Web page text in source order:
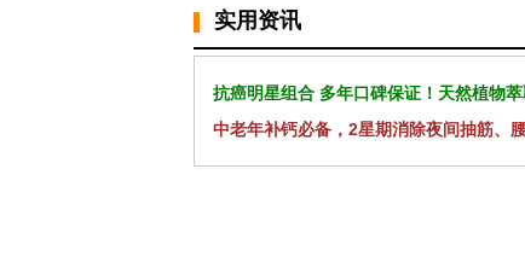
实用资讯
抗癌明星组合 多年口碑保证！天然植物
中老年补钙必备，2星期消除夜间抽筋、